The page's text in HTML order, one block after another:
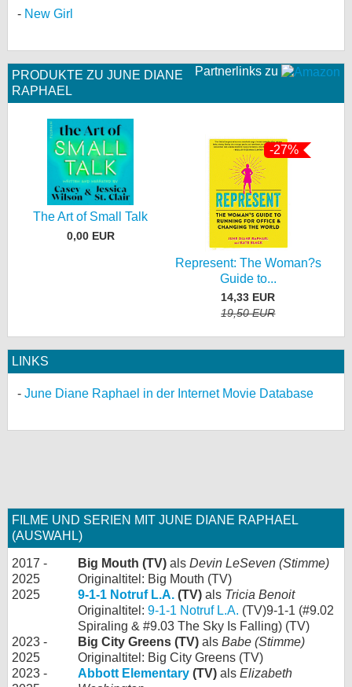
New Girl
Partnerlinks zu
PRODUKTE ZU JUNE DIANE
RAPHAEL
The Art of Small Talk
0,00 EUR
-27%
Represent: The Woman?s
Guide to...
14,33 EUR
19,50 EUR
LINKS
June Diane Raphael in der Internet Movie Database
FILME UND SERIEN MIT JUNE DIANE RAPHAEL
(AUSWAHL)
2017 -
2025
Big Mouth (TV) als Devin LeSeven (Stimme)
Originaltitel: Big Mouth (TV)
2025
9-1-1 Notruf L.A. (TV) als Tricia Benoit
Originaltitel: 9-1-1 Notruf L.A. (TV)9-1-1 (#9.02
Spiraling & #9.03 The Sky Is Falling) (TV)
2023 -
2025
Big City Greens (TV) als Babe (Stimme)
Originaltitel: Big City Greens (TV)
2023 -
Abbott Elementary (TV) als Elizabeth